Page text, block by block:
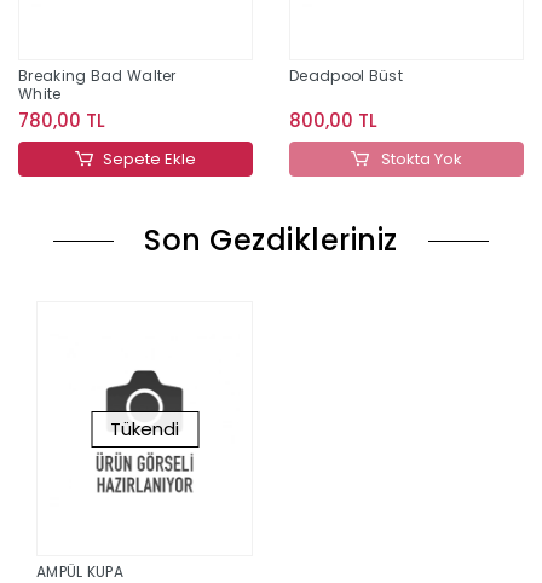
Breaking Bad Walter
White
780,00 TL
Sepete Ekle
Deadpool Büst
800,00 TL
Stokta Yok
Son Gezdikleriniz
Tükendi
AMPÜL KUPA